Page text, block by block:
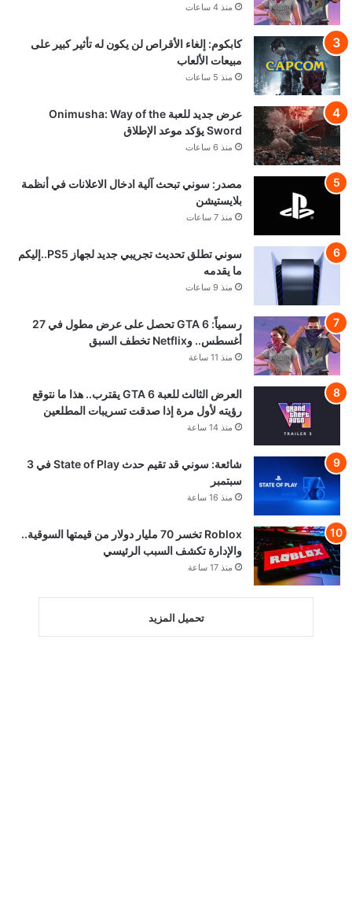
منذ 4 ساعات
كابكوم: إلغاء الأقراص لن يكون له تأثير كبير على
مبيعات الألعاب
منذ 5 ساعات
عرض جديد للعبة Onimusha: Way of the
Sword يؤكد موعد الإطلاق
منذ 6 ساعات
مصدر: سوني تبحث آلية ادخال الاعلانات في أنظمة
بلايستيشن
منذ 7 ساعات
سوني تطلق تحديث تجريبي جديد لجهاز PS5..إليكم
ما يقدمه
منذ 9 ساعات
رسمياً: GTA 6 تحصل على عرض مطول في 27
أغسطس.. وNetflix تخطف السبق
منذ 11 ساعة
العرض الثالث للعبة GTA 6 يقترب.. هذا ما نتوقع
رؤيته لأول مرة إذا صدقت تسريبات المطلعين
منذ 14 ساعة
شائعة: سوني قد تقيم حدث State of Play في 3
سبتمبر
منذ 16 ساعة
Roblox تخسر 70 مليار دولار من قيمتها السوقية..
والإدارة تكشف السبب الرئيسي
منذ 17 ساعة
تحميل المزيد